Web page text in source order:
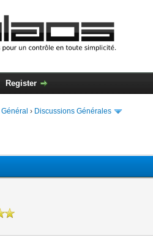
Register
Général › Discussions Générales